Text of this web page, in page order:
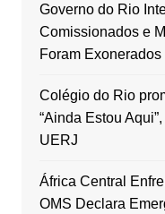
Governo do Rio
Comissionados e
Foram Exonerados
Colégio do Rio
“Ainda Estou
UERJ
África Central
OMS Declara